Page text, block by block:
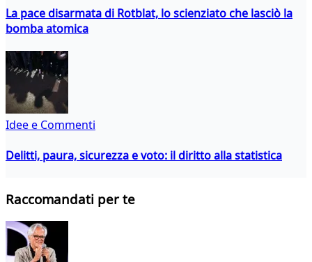
La pace disarmata di Rotblat, lo scienziato che lasciò la
bomba atomica
Idee e Commenti
Delitti, paura, sicurezza e voto: il diritto alla statistica
Raccomandati per te